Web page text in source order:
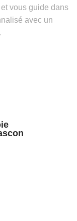
vous guide dans
avec un